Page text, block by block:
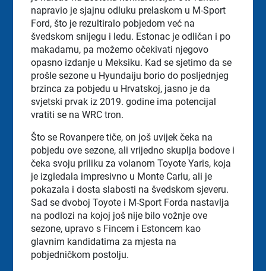
napravio je sjajnu odluku prelaskom u M-Sport
Ford, što je rezultiralo pobjedom već na
švedskom snijegu i ledu. Estonac je odličan i po
makadamu, pa možemo očekivati njegovo
opasno izdanje u Meksiku. Kad se sjetimo da se
prošle sezone u Hyundaiju borio do posljednjeg
brzinca za pobjedu u Hrvatskoj, jasno je da
svjetski prvak iz 2019. godine ima potencijal
vratiti se na WRC tron.
Što se Rovanpere tiče, on još uvijek čeka na
pobjedu ove sezone, ali vrijedno skuplja bodove i
čeka svoju priliku za volanom Toyote Yaris, koja
je izgledala impresivno u Monte Carlu, ali je
pokazala i dosta slabosti na švedskom sjeveru.
Sad se dvoboj Toyote i M-Sport Forda nastavlja
na podlozi na kojoj još nije bilo vožnje ove
sezone, upravo s Fincem i Estoncem kao
glavnim kandidatima za mjesta na
pobjedničkom postolju.